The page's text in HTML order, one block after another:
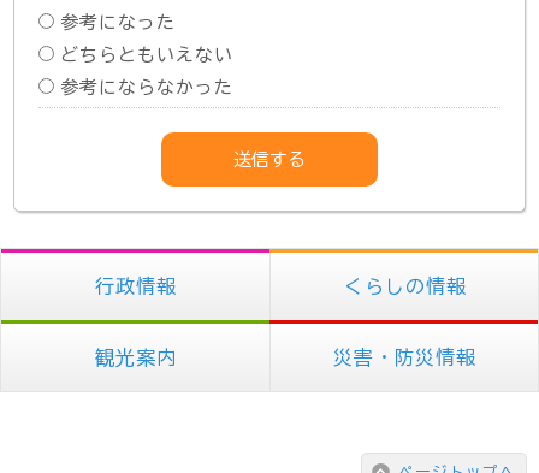
参考になった
どちらともいえない
参考にならなかった
行政情報 くらしの情報
観光案内 災害・防災情報